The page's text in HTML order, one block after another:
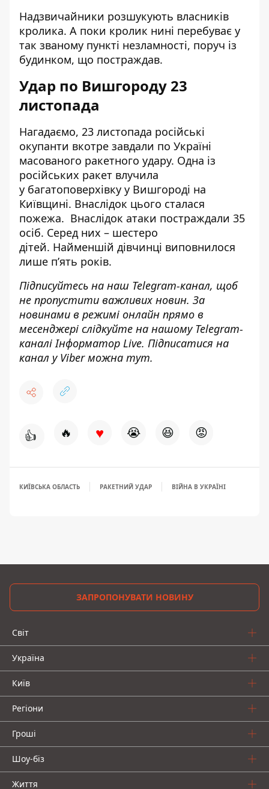
Надзвичайники розшукують власників
кролика. А поки кролик нині перебуває у
так званому пункті незламності, поруч із
будинком, що постраждав.
Удар по Вишгороду 23
листопада
Нагадаємо, 23 листопада російські
окупанти вкотре завдали по Україні
масованого ракетного удару. Одна із
російських ракет влучила
у багатоповерхівку у Вишгороді на
Київщині. Внаслідок цього сталася
пожежа. Внаслідок атаки постраждали 35
осіб. Серед них – шестеро
дітей. Найменшій дівчинці виповнилося
лише п’ять років.
Підписуйтесь на наш Telegram-канал, щоб
не пропустити важливих новин. За
новинами в режимі онлайн прямо в
месенджері слідкуйте на нашому Telegram-
каналіІнформатор Live. Підписатися на
канал у Viber можна тут.
👍 🔥 ♥ 😭 😆 😡
КИЇВСЬКА ОБЛАСТЬ РАКЕТНИЙ УДАР ВІЙНА В УКРАЇНІ
ЗАПРОПОНУВАТИ НОВИНУ
Світ
Україна
Київ
Регіони
Гроші
Шоу-біз
Життя